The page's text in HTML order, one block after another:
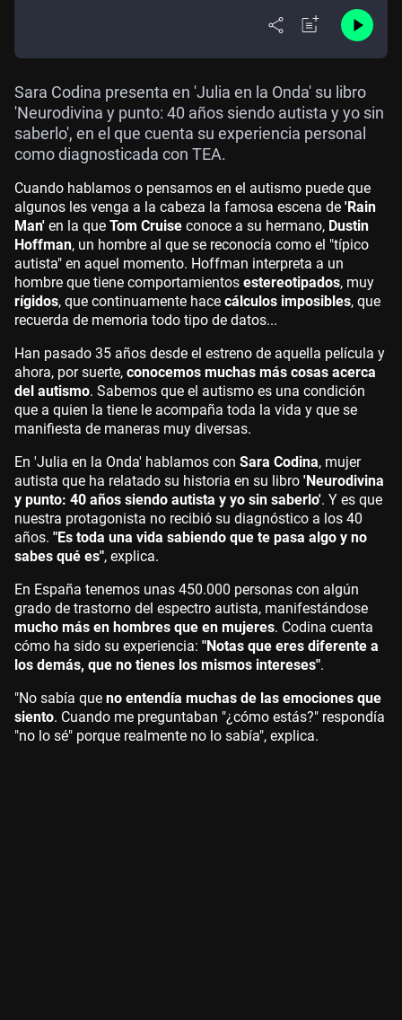
Sara Codina presenta en 'Julia en la Onda' su libro
'Neurodivina y punto: 40 años siendo autista y yo sin
saberlo', en el que cuenta su experiencia personal
como diagnosticada con TEA.
Cuando hablamos o pensamos en el autismo puede que
algunos les venga a la cabeza la famosa escena de 'Rain
Man' en la que Tom Cruise conoce a su hermano, Dustin
Hoffman, un hombre al que se reconocía como el "típico
autista" en aquel momento. Hoffman interpreta a un
hombre que tiene comportamientos estereotipados, muy
rígidos, que continuamente hace cálculos imposibles, que
recuerda de memoria todo tipo de datos...
Han pasado 35 años desde el estreno de aquella película y
ahora, por suerte, conocemos muchas más cosas acerca
del autismo. Sabemos que el autismo es una condición
que a quien la tiene le acompaña toda la vida y que se
manifiesta de maneras muy diversas.
En 'Julia en la Onda' hablamos con Sara Codina, mujer
autista que ha relatado su historia en su libro 'Neurodivina
y punto: 40 años siendo autista y yo sin saberlo'. Y es que
nuestra protagonista no recibió su diagnóstico a los 40
años. "Es toda una vida sabiendo que te pasa algo y no
sabes qué es", explica.
En España tenemos unas 450.000 personas con algún
grado de trastorno del espectro autista, manifestándose
mucho más en hombres que en mujeres. Codina cuenta
cómo ha sido su experiencia: "Notas que eres diferente a
los demás, que no tienes los mismos intereses".
"No sabía que no entendía muchas de las emociones que
siento. Cuando me preguntaban "¿cómo estás?" respondía
"no lo sé" porque realmente no lo sabía", explica.